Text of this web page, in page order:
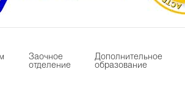
Заочное
отделение
Дополнительное
образование